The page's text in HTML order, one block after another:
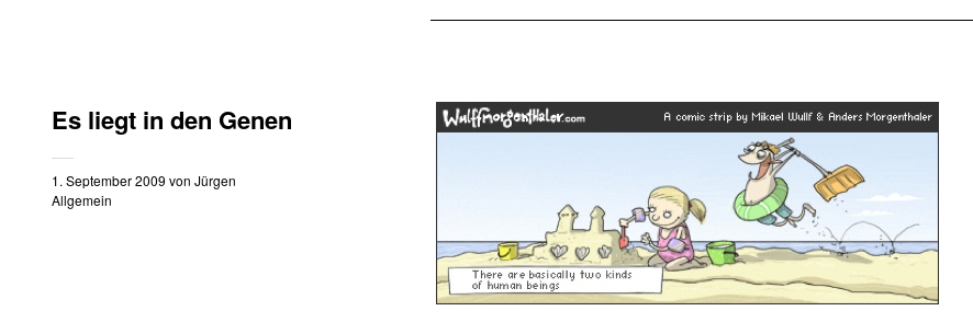
Es liegt in den Genen
1. September 2009 von Jürgen
Allgemein